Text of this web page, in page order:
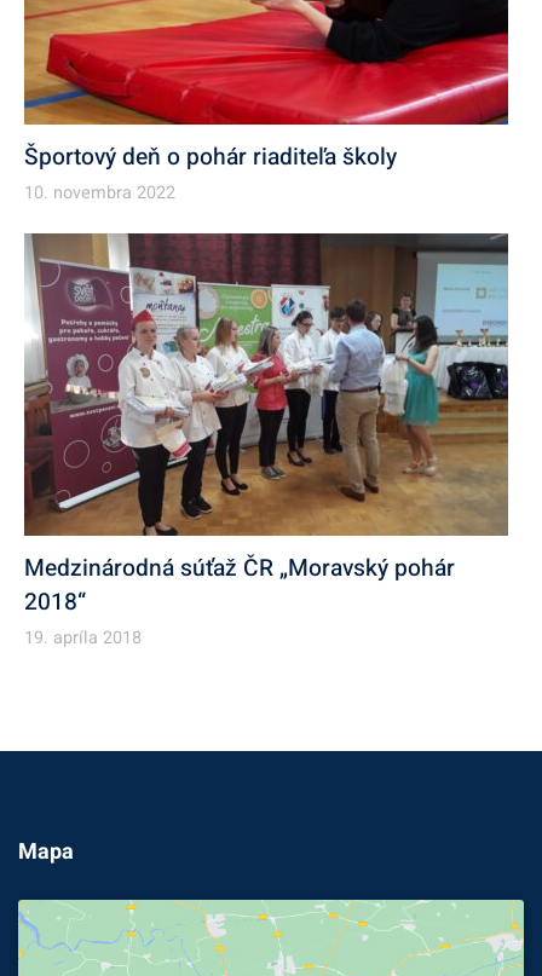
Športový deň o pohár riaditeľa školy
10. novembra 2022
Medzinárodná súťaž ČR „Moravský pohár
2018“
19. apríla 2018
Mapa